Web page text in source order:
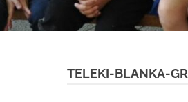
TELEKI-BLANKA-